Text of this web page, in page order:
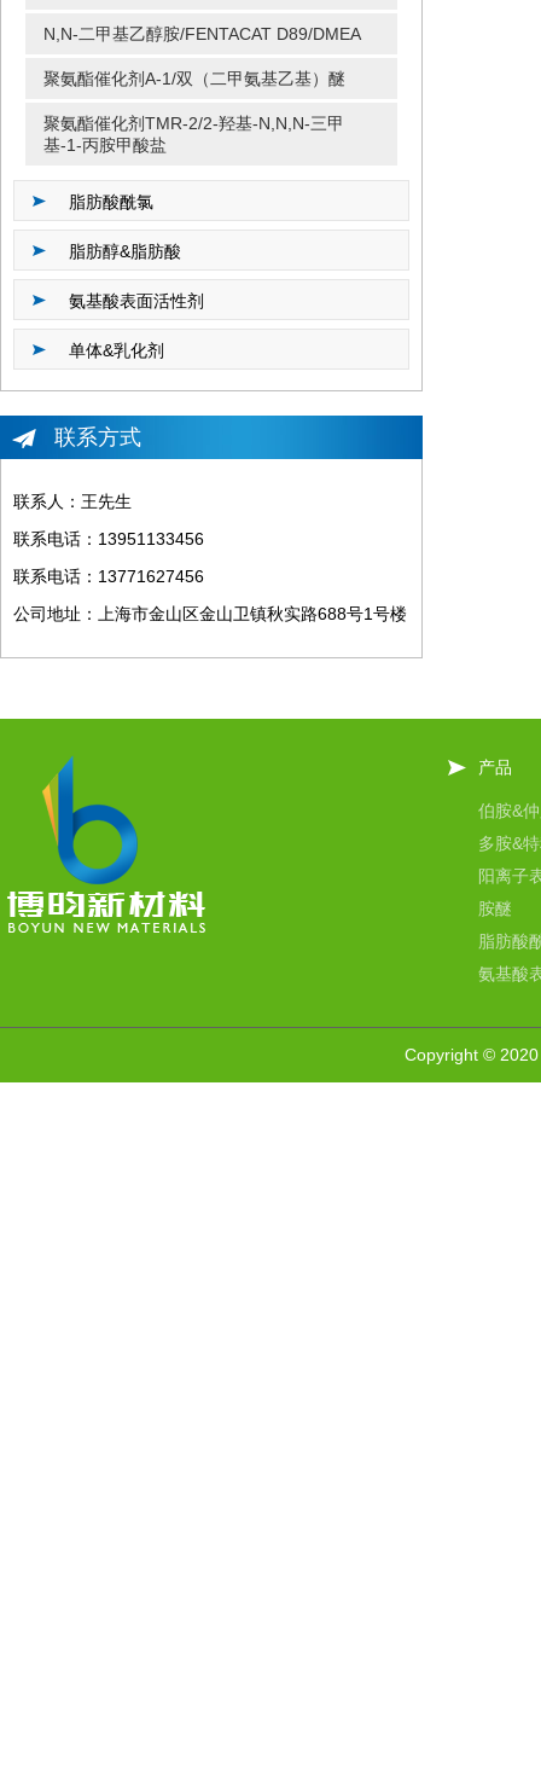
N,N-二甲基乙醇胺/FENTACAT D89/DMEA
聚氨酯催化剂A-1/双（二甲氨基乙基）醚
聚氨酯催化剂TMR-2/2-羟基-N,N,N-三甲
基-1-丙胺甲酸盐
脂肪酸酰氯
脂肪醇&脂肪酸
氨基酸表面活性剂
单体&乳化剂
联系方式
联系人：王先生
联系电话：13951133456
联系电话：13771627456
公司地址：上海市金山区金山卫镇秋实路688号1号楼
产品
伯胺&
多胺&
阳离子
胺醚
脂肪酸
氨基酸
Copyright ©